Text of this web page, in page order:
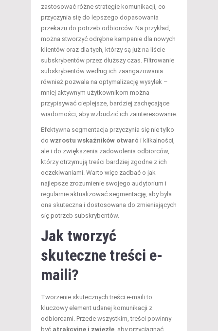
zastosować różne strategie komunikacji, co
przyczynia się do lepszego dopasowania
przekazu do potrzeb odbiorców. Na przykład,
można stworzyć odrębne kampanie dla nowych
klientów oraz dla tych, którzy są już na liście
subskrybentów przez dłuższy czas. Filtrowanie
subskrybentów według ich zaangażowania
również pozwala na optymalizację wysyłek –
mniej aktywnym użytkownikom można
przypisywać cieplejsze, bardziej zachęcające
wiadomości, aby wzbudzić ich zainteresowanie.
Efektywna segmentacja przyczynia się nie tylko
do wzrostu wskaźników otwarć i klikalności,
ale i do zwiększenia zadowolenia odbiorców,
którzy otrzymują treści bardziej zgodne z ich
oczekiwaniami. Warto więc zadbać o jak
najlepsze zrozumienie swojego audytorium i
regularnie aktualizować segmentację, aby była
ona skuteczna i dostosowana do zmieniających
się potrzeb subskrybentów.
Jak tworzyć
skuteczne treści e-
maili?
Tworzenie skutecznych treści e-maili to
kluczowy element udanej komunikacji z
odbiorcami. Przede wszystkim, treści powinny
być atrakcyjne i zwięzłe , aby przyciągnąć